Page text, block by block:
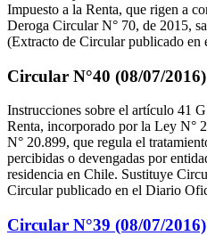
Impuesto a la Renta, que rigen a
Deroga Circular N° 70, de 2015,
(Extracto de Circular publicado
Circular N°40 (08/07/2016)
Instrucciones sobre el artículo 41
Renta, incorporado por la Ley N°
N° 20.899, que regula el
percibidas o devengadas por
residencia en Chile. Sustituye
Circular publicado en el Diario
Circular N°39 (08/07/2016)